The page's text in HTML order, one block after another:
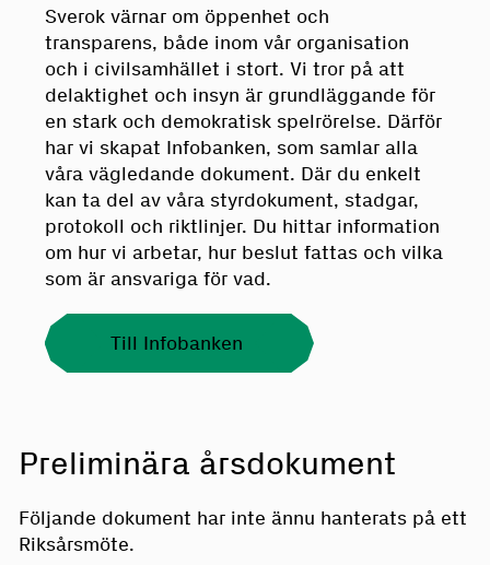
Sverok värnar om öppenhet och
transparens, både inom vår organisation
och i civilsamhället i stort. Vi tror på att
delaktighet och insyn är grundläggande för
en stark och demokratisk spelrörelse. Därför
har vi skapat Infobanken, som samlar alla
våra vägledande dokument. Där du enkelt
kan ta del av våra styrdokument, stadgar,
protokoll och riktlinjer. Du hittar information
om hur vi arbetar, hur beslut fattas och vilka
som är ansvariga för vad.
Till Infobanken
Preliminära årsdokument
Följande dokument har inte ännu hanterats på ett
Riksårsmöte.